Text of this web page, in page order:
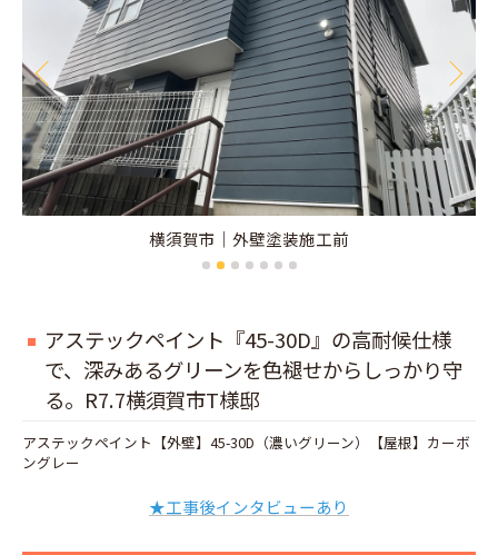
横須賀市｜外壁塗装施工前
アステックペイント『45-30D』の高耐候仕様
で、深みあるグリーンを色褪せからしっかり守
る。R7.7横須賀市T様邸
アステックペイント【外壁】45-30D（濃いグリーン）【屋根】カーボ
ングレー
★工事後インタビューあり